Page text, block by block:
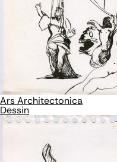
Ars Architectonica
Dessin